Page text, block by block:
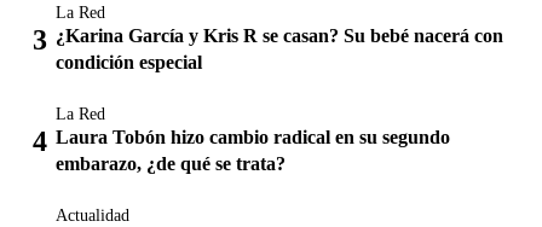
La Red
¿Karina García y Kris R se casan? Su bebé nacerá con
condición especial
La Red
Laura Tobón hizo cambio radical en su segundo
embarazo, ¿de qué se trata?
Actualidad